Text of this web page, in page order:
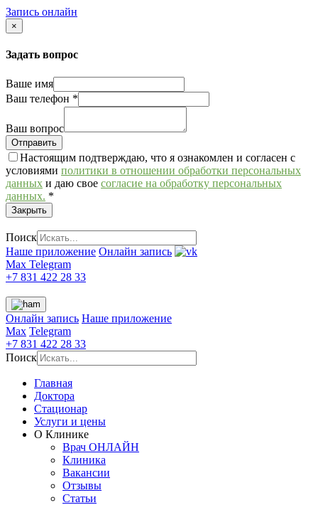
Запись онлайн
×
Задать вопрос
Ваше имя
Ваш телефон *
Ваш вопрос
Настоящим подтверждаю, что я ознакомлен и согласен с
условиями политики в отношении обработки персональных
данных и даю свое согласие на обработку персональных
данных. *
Закрыть
Поиск
Наше приложение Онлайн запись
Max Telegram
+7 831 422 28 33
Онлайн запись Наше приложение
Max Telegram
+7 831 422 28 33
Поиск
Главная
Доктора
Стационар
Услуги и цены
О Клинике
Врач ОНЛАЙН
Клиника
Вакансии
Отзывы
Статьи